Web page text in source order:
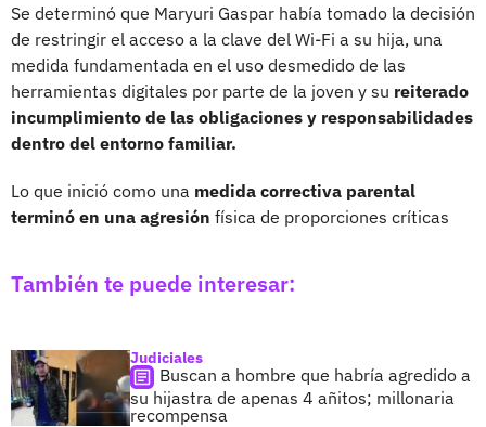
Se determinó que Maryuri Gaspar había tomado la decisión
de restringir el acceso a la clave del Wi-Fi a su hija, una
medida fundamentada en el uso desmedido de las
herramientas digitales por parte de la joven y su reiterado
incumplimiento de las obligaciones y responsabilidades
dentro del entorno familiar.
Lo que inició como una medida correctiva parental
terminó en una agresión física de proporciones críticas
También te puede interesar:
Judiciales
Buscan a hombre que habría agredido a
su hijastra de apenas 4 añitos; millonaria
recompensa